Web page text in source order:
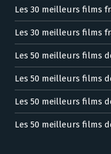
Les 30 meilleurs films
Les 30 meilleurs films
Les 50 meilleurs films
Les 50 meilleurs films
Les 50 meilleurs films
Les 50 meilleurs films